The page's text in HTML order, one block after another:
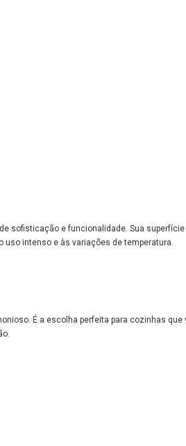
sofisticação e funcionalidade. Sua
uso intenso e às variações de temperatura.
É a escolha perfeita para cozinhas